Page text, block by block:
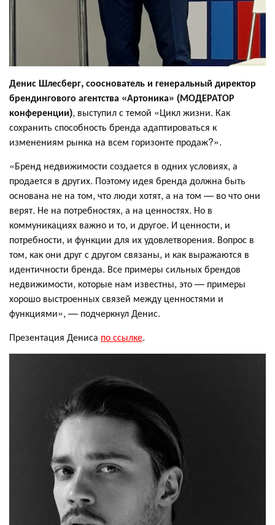
Денис Шлесберг, сооснователь и генеральный директор
брендингового агентства «Артоника» (МОДЕРАТОР
конференции), выступил с темой «Цикл жизни. Как
сохранить способность бренда адаптироваться к
изменениям рынка на всем горизонте продаж?».
«Бренд недвижимости создается в одних условиях, а
продается в других. Поэтому идея бренда должна быть
основана не на том, что люди хотят, а на том — во что они
верят. Не на потребностях, а на ценностях. Но в
коммуникациях важно и то, и другое. И ценности, и
потребности, и функции для их удовлетворения. Вопрос в
том, как они друг с другом связаны, и как выражаются в
идентичности бренда. Все примеры сильных брендов
недвижимости, которые нам известны, это — примеры
хорошо выстроенных связей между ценностями и
функциями», — подчеркнул Денис.
Презентация Дениса по ссылке.